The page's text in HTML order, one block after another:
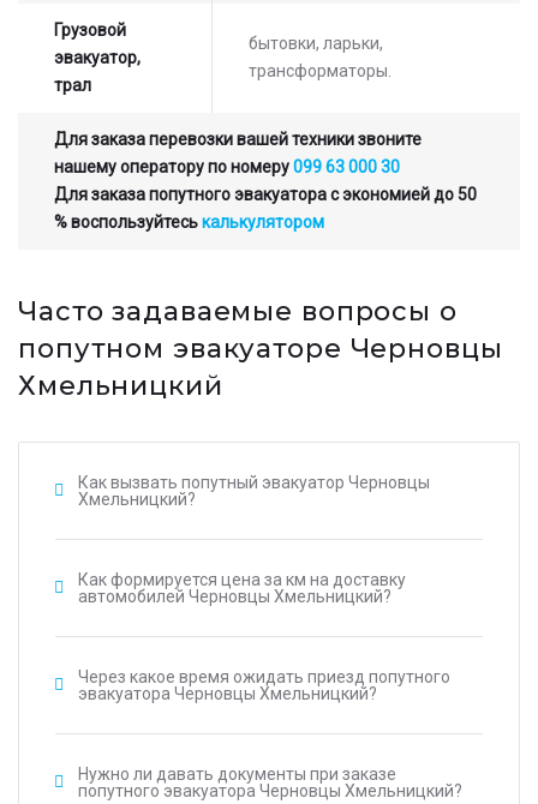
Грузовой
эвакуатор,
трал
бытовки, ларьки,
трансформаторы.
Для заказа перевозки вашей техники звоните
нашему оператору по номеру099 63 000 30
Для заказа попутного эвакуатора с экономией до 50
% воспользуйтеськалькулятором
Часто задаваемые вопросы о
попутном эвакуаторе Черновцы
Хмельницкий
Как вызвать попутный эвакуатор Черновцы
Хмельницкий?
Как формируется цена за км на доставку
автомобилей Черновцы Хмельницкий?
Через какое время ожидать приезд попутного
эвакуатора Черновцы Хмельницкий?
Нужно ли давать документы при заказе
попутного эвакуатора Черновцы Хмельницкий?